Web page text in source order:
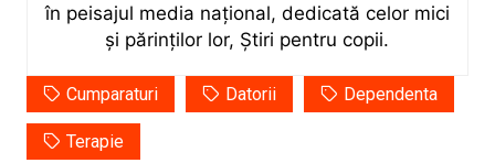
în peisajul media național, dedicată celor mici
și părinților lor, Știri pentru copii.
Cumparaturi Datorii Dependenta
Terapie